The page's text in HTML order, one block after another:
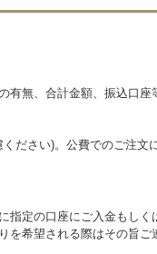
無、合計金額、振込口
ださい)。公費でのご注文
定の口座にご入金もし
希望される際はその旨ご